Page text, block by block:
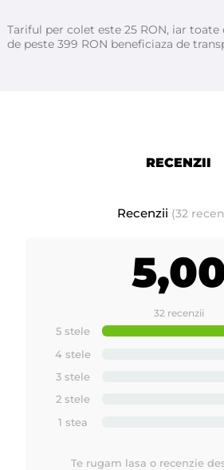
ROIAL Italia
Tariful per colet este 25 RON, iar
de peste 399 RON beneficiaza de
RECENZII
Recenzii (32
32 recenzii
5 stele
4 stele
3 stele
2 stele
1 stea
Te rugam lasa o recenzie